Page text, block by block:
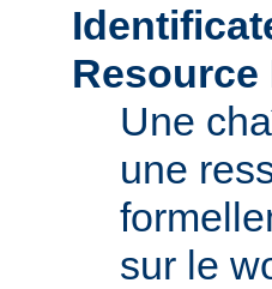
Resource
Une
une
sur le